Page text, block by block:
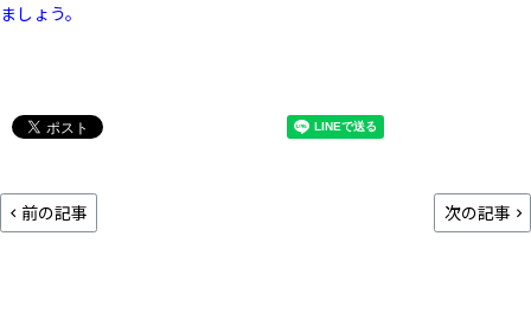
ましょう。
前の記事 次の記事